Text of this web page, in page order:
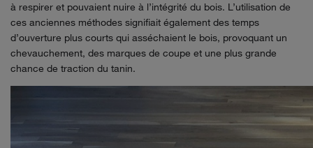
à respirer et pouvaient nuire à l’intégrité du bois. L’utilisation de
ces anciennes méthodes signifiait également des temps
d’ouverture plus courts qui asséchaient le bois, provoquant un
chevauchement, des marques de coupe et une plus grande
chance de traction du tanin.